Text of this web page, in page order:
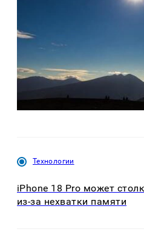
Технологии
iPhone 18 Pro может
из-за нехватки памяти